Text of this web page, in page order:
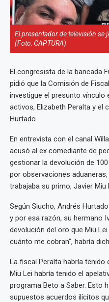
El presentador de televisión se
(Foto: CAPTURA)
El congresista de la bancada
pidió que la Comisión de
investigue el presunto vínculo
activos, Elizabeth Peralta y el
Hurtado.
En entrevista con el canal
acusó al ex comediante de
gestionar la devolución de
por observaciones
trabajaba su primo, Javier Miu
Según Siucho, Andrés
y por esa razón, su hermano
devolución del oro que Miu
cuánto me cobran”, habría
La fiscal Peralta habría tenido
Miu Lei habría tenido el
programa Beto a Saber. Esto
supuestos acuerdos ilícitos